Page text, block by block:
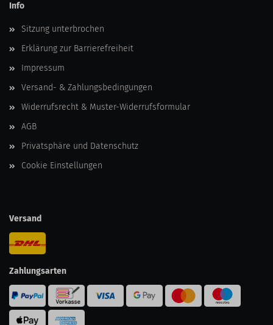
Info
Sitzung unterbrochen
Erklärung zur Barrierefreiheit
Impressum
Versand- & Zahlungsbedingungen
Widerrufsrecht & Muster-Widerrufsformular
AGB
Privatsphäre und Datenschutz
Cookie Einstellungen
Versand
Zahlungsarten